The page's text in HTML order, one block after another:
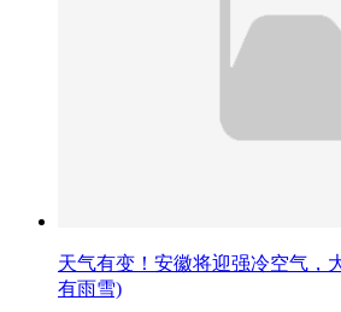
天气有变！安徽将迎强冷空气，
有雨雪)